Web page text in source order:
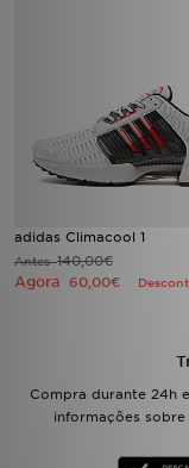
adidas Climacool 1
Antes140,00€
Agora 60,00€
Compra durante 24h
informações